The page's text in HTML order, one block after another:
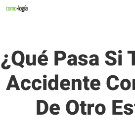
Saltar
¿Qué Pasa Si
Accidente
De Otro